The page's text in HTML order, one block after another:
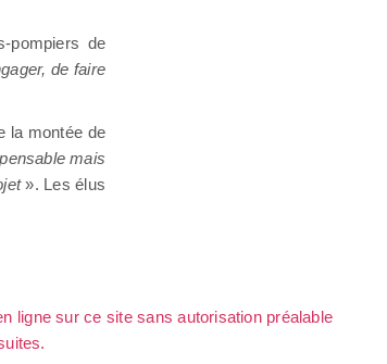
pompiers de
de faire
la montée de
mais
». Les élus
ligne sur ce site sans autorisation préalable